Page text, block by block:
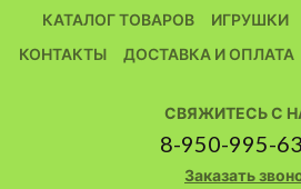
КАТАЛОГ ТОВАРОВ ИГРУШКИ
КОНТАКТЫ
ДОСТАВКА И ОПЛАТА
СВЯЖИТЕСЬ С
8-950-995-
Заказать